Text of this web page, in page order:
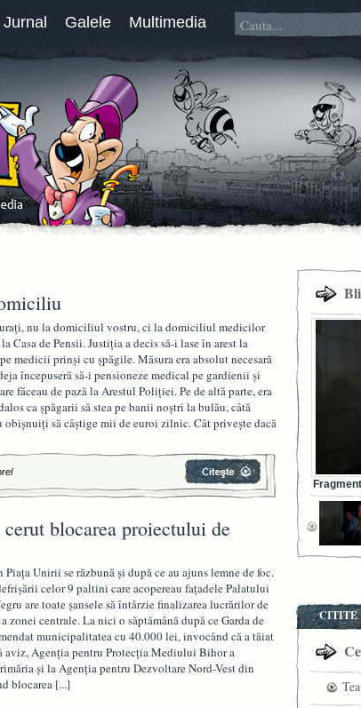
Jurnal Galele Multimedia
nu la domiciliul vostru, ci la domiciliul medicilor
Casa de Pensii. Justiţia a decis să-i lase în arest la
medicii prinşi cu şpăgile. Măsura era absolut necesară
începuseră să-i pensioneze medical pe gardienii şi
făceau de pază la Arestul Poliţiei. Pe de altă parte, era
ca şpăgarii să stea pe banii noştri la bulău, câtă
obişnuiţi să câştige mii de euroi zilnic. Cât priveşte dacă
blocarea proiectului de
Unirii se răzbună şi după ce au ajuns lemne de foc.
celor 9 paltini care acopereau faţadele Palatului
are toate şansele să întârzie finalizarea lucrărilor de
zonei centrale. La nici o săptămână după ce Garda de
municipalitatea cu 40.000 lei, invocând că a tăiat
aviz, Agenţia pentru Protecţia Mediului Bihor a
şi la Agenţia pentru Dezvoltare Nord-Vest din
blocarea [...]
CITITE